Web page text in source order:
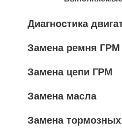
Диагностика
Замена ремня ГРМ
Замена цепи ГРМ
Замена масла
Замена